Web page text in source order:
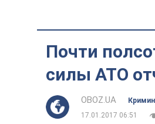
Почти
силы АТО
OBOZ.UA
17.01.2017 06:51